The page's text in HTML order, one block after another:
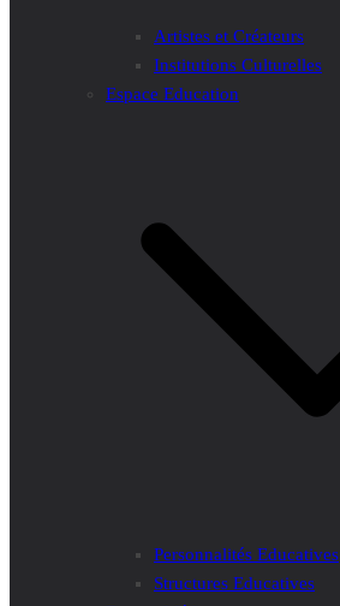
Artistes et Créateurs
Institutions Culturelles
Espace Education
Personnalités Educatives
Structures Educatives